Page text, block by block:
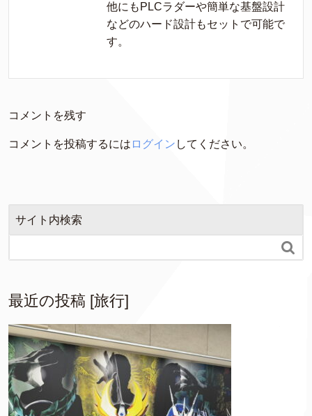
他にもPLCラダーや簡単な基盤設計
などのハード設計もセットで可能で
す。
コメントを残す
コメントを投稿するには ログイン してください。
サイト内検索

最近の投稿 [旅行]